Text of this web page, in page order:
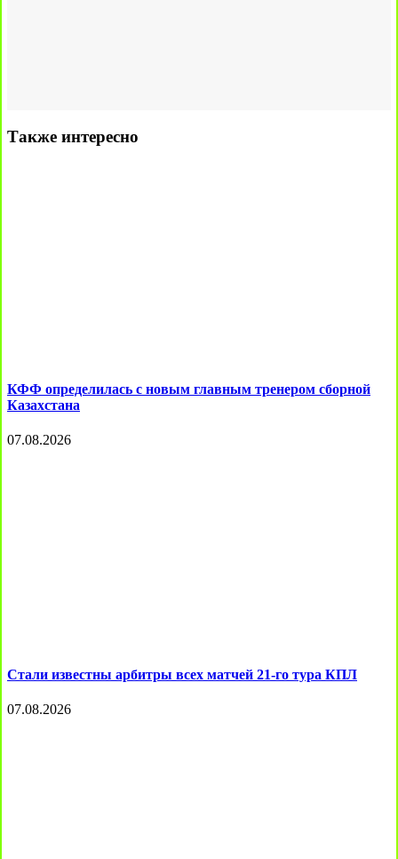
Также интересно
КФФ определилась с новым главным тренером сборной
Казахстана
07.08.2026
Стали известны арбитры всех матчей 21-го тура КПЛ
07.08.2026